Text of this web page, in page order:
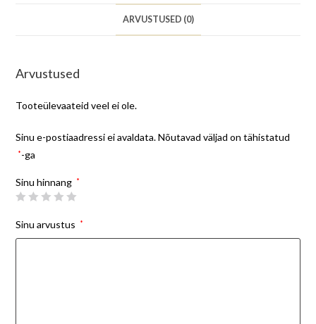
ARVUSTUSED (0)
Arvustused
Tooteülevaateid veel ei ole.
Sinu e-postiaadressi ei avaldata. Nõutavad väljad on tähistatud
*-ga
Sinu hinnang *
Sinu arvustus *